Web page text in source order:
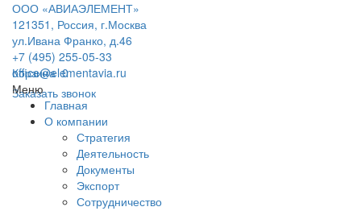
ООО «АВИАЭЛЕМЕНТ»
121351, Россия, г.Москва
ул.Ивана Франко, д.46
+7 (495) 255-05-33
office@elementavia.ru
Заказать звонок
Корзина0
Меню
Главная
О компании
Стратегия
Деятельность
Документы
Экспорт
Сотрудничество